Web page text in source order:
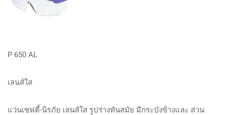
P 650 AL
เลนส์ใส
แว่นเซฟตี้-นิรภัย เลนส์ใส รูปร่างทันสมัย มีกระบังข้างและ ส่วน